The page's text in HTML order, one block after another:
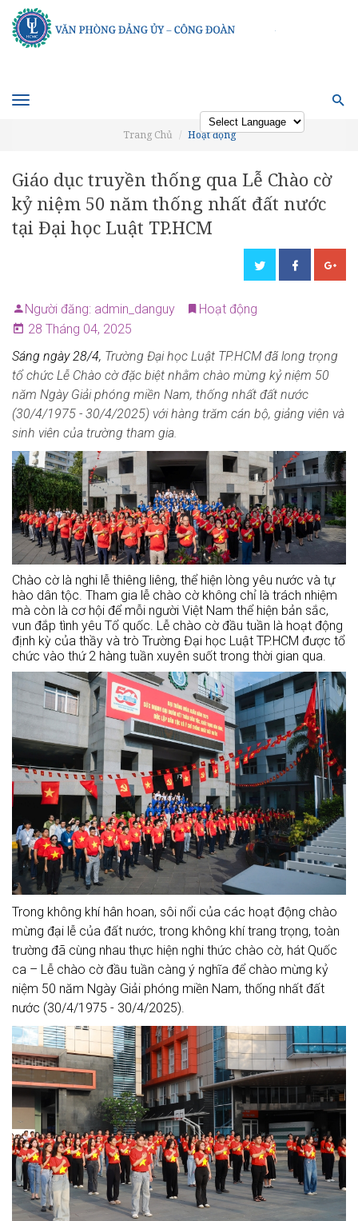
Powered by
Toggle
Trang Chủ Hoạt động
Giáo dục truyền thống qua Lễ Chào cờ
kỷ niệm 50 năm thống nhất đất nước
tại Đại học Luật TP.HCM
Người đăng: admin_danguy
Hoạt động
28 Tháng 04, 2025
Sáng ngày 28/4, Trường Đại học Luật TP.HCM đã long trọng
tổ chức Lễ Chào cờ đặc biệt nhằm chào mừng kỷ niệm 50
năm Ngày Giải phóng miền Nam, thống nhất đất nước
(30/4/1975 - 30/4/2025) với hàng trăm cán bộ, giảng viên và
sinh viên của trường tham gia.
Chào cờ là nghi lễ thiêng liêng, thể hiện lòng yêu nước và tự
hào dân tộc. Tham gia lễ chào cờ không chỉ là trách nhiệm
mà còn là cơ hội để mỗi người Việt Nam thể hiện bản sắc,
vun đắp tình yêu Tổ quốc. Lễ chào cờ đầu tuần là hoạt động
định kỳ của thầy và trò Trường Đại học Luật TP.HCM được tổ
chức vào thứ 2 hàng tuần xuyên suốt trong thời gian qua.
Trong không khí hân hoan, sôi nổi của các hoạt động chào
mừng đại lễ của đất nước, trong không khí trang trọng, toàn
trường đã cùng nhau thực hiện nghi thức chào cờ, hát Quốc
ca – Lễ chào cờ đầu tuần càng ý nghĩa để chào mừng kỷ
niệm 50 năm Ngày Giải phóng miền Nam, thống nhất đất
nước (30/4/1975 - 30/4/2025).